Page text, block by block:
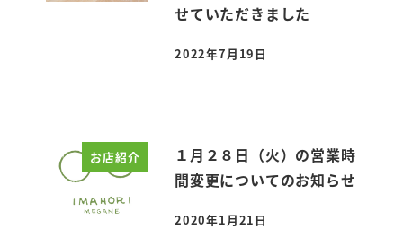
せていただきました
投稿日
2022年7月19日
お店紹介
１月２８日（火）の営業時
間変更についてのお知らせ
投稿日
2020年1月21日